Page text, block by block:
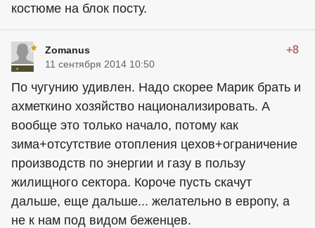
костюме на блок посту.
Zomanus +8
11 сентября 2014 10:50
По чугунию удивлен. Надо скорее Марик брать и
ахметкино хозяйство национализировать. А
вообще это только начало, потому как
зима+отсутствие отопления цехов+ограничение
производств по энергии и газу в пользу
жилищного сектора. Короче пусть скачут
дальше, еще дальше... желательно в европу, а
не к нам под видом беженцев.